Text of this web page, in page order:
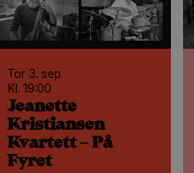
Tor 3. sep
Kl. 19:00
Jeanette
Kristiansen
Kvartett – På
Fyret